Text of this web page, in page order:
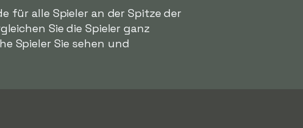
für alle Spieler an der Spitze der
Sie die Spieler ganz
Spieler Sie sehen und